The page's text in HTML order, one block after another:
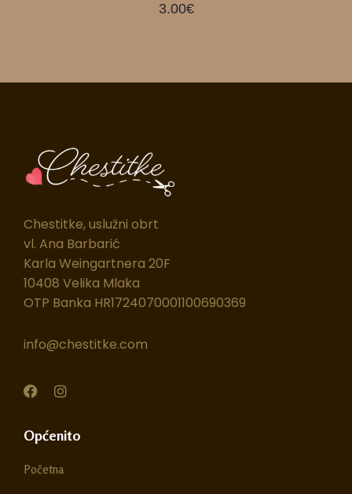
3.00€
Chestitke, uslužni obrt
vl. Ana Barbarić
Karla Weingartnera 20F
10408 Velika Mlaka
OTP Banka HR1724070001100690369
info@chestitke.com
F
e
b
o
I
t
r
Općenito
Početna